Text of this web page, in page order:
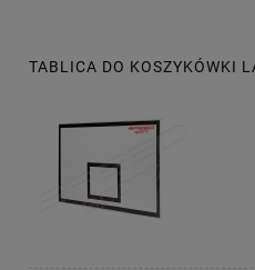
TABLICA DO KOSZYKÓWKI